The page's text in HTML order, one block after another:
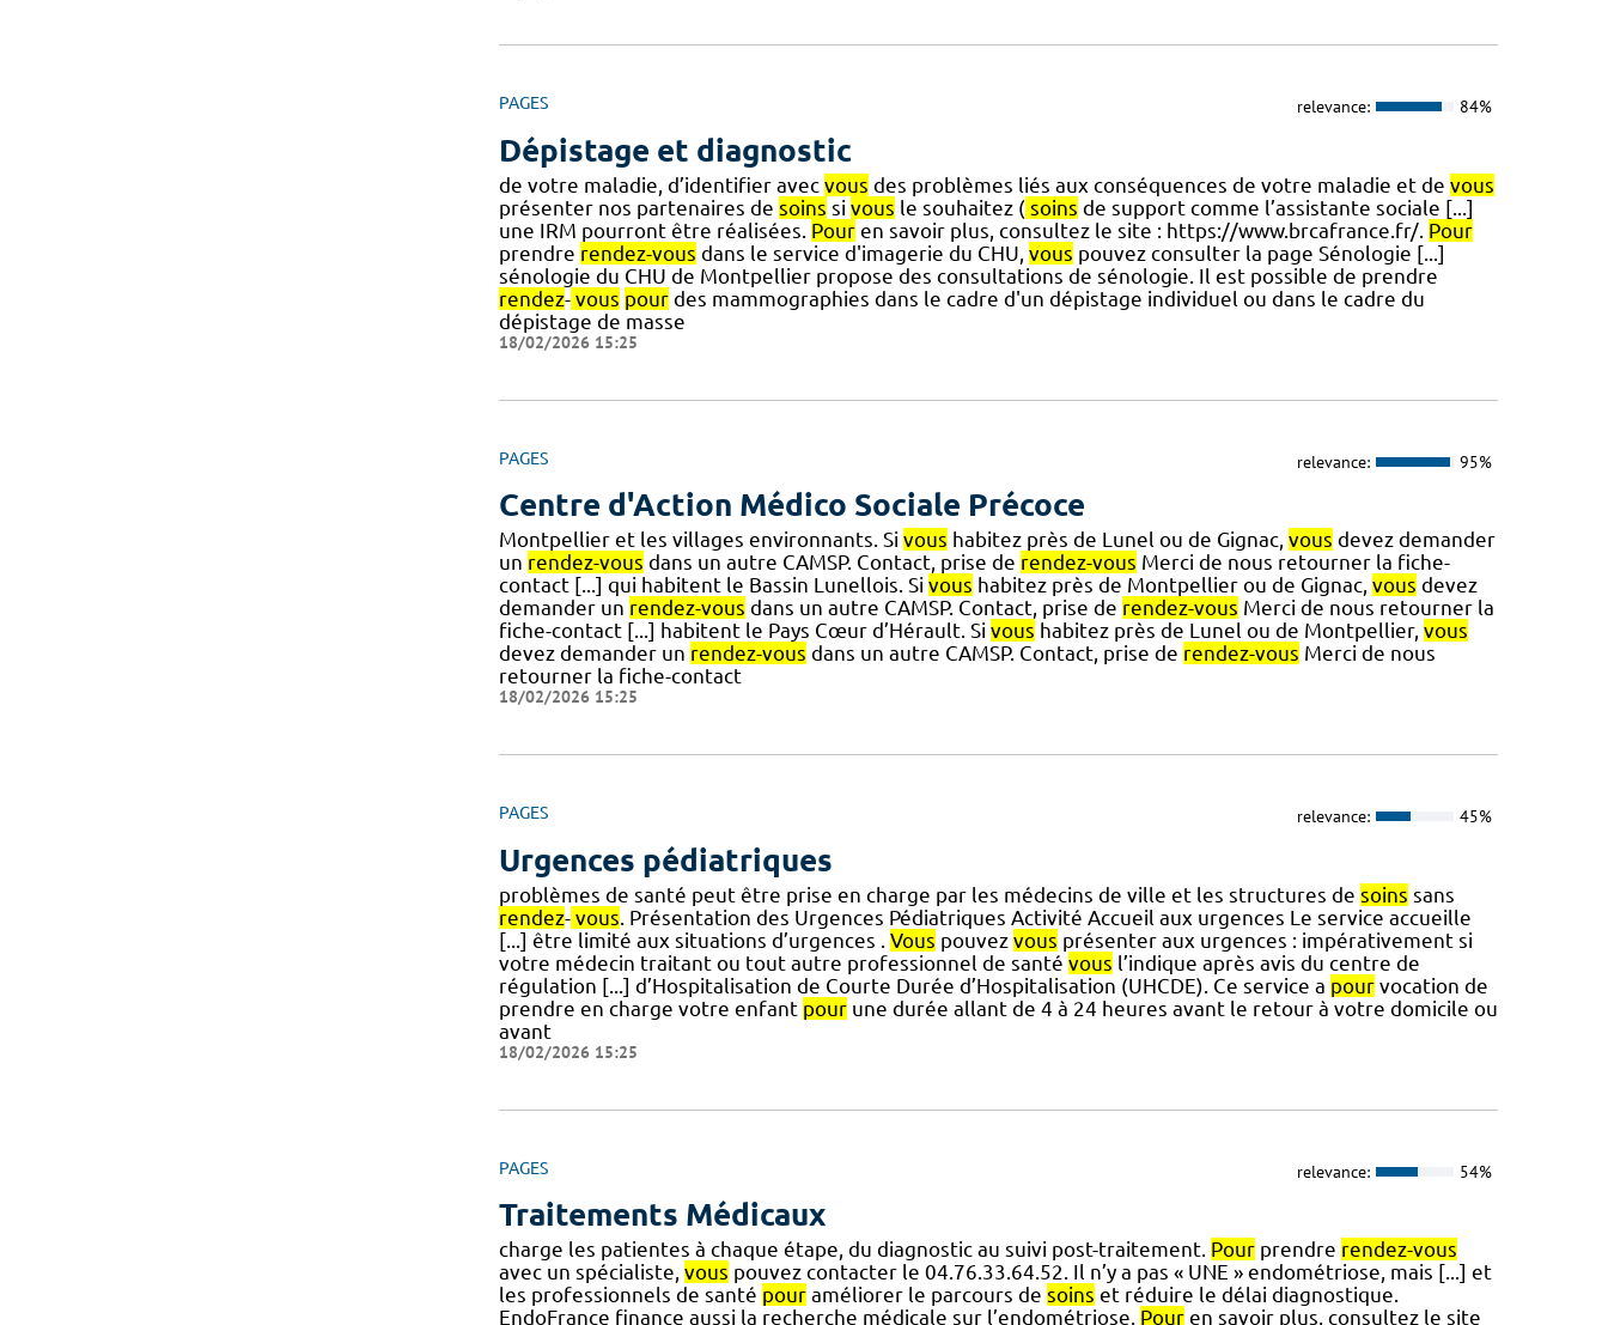
PAGES relevance: 84%
Dépistage et diagnostic
de votre maladie, d’identifier avec vous des problèmes liés aux conséquences de votre maladie et de vous
présenter nos partenaires de soins si vous le souhaitez ( soins de support comme l’assistante sociale [...]
une IRM pourront être réalisées. Pouren savoir plus, consultez le site : https://www.brcafrance.fr/. Pour
prendre rendez-vous dans le service d'imagerie du CHU, vous pouvez consulter la page Sénologie [...]
sénologie du CHU de Montpellier propose des consultations de sénologie. Il est possible de prendre
rendez- vous pourdes mammographies dans le cadre d'un dépistage individuel ou dans le cadre du
dépistage de masse
18/02/2026 15:25
PAGES relevance: 95%
Centre d'Action Médico Sociale Précoce
Montpellier et les villages environnants. Si vous habitez près de Lunel ou de Gignac, vous devez demander
un rendez-vous dans un autre CAMSP. Contact, prise de rendez-vous Merci de nous retourner la fiche-
contact [...] qui habitent le Bassin Lunellois. Si vous habitez près de Montpellier ou de Gignac, vous devez
demander un rendez-vous dans un autre CAMSP. Contact, prise de rendez-vous Merci de nous retourner la
fiche-contact [...] habitent le Pays Cœur d’Hérault. Si vous habitez près de Lunel ou de Montpellier, vous
devez demander un rendez-vous dans un autre CAMSP. Contact, prise de rendez-vous Merci de nous
retourner la fiche-contact
18/02/2026 15:25
PAGES relevance: 45%
Urgences pédiatriques
problèmes de santé peut être prise en charge par les médecins de ville et les structures de soins sans
rendez- vous. Présentation des Urgences Pédiatriques Activité Accueil aux urgences Le service accueille
[...] être limité aux situations d’urgences . Vous pouvez vous présenter aux urgences : impérativement si
votre médecin traitant ou tout autre professionnel de santé vous l’indique après avis du centre de
régulation [...] d’Hospitalisation de Courte Durée d’Hospitalisation (UHCDE). Ce service a pourvocation de
prendre en charge votre enfant pourune durée allant de 4 à 24 heures avant le retour à votre domicile ou
avant
18/02/2026 15:25
PAGES relevance: 54%
Traitements Médicaux
charge les patientes à chaque étape, du diagnostic au suivi post-traitement. Pourprendre rendez-vous
avec un spécialiste, vous pouvez contacter le 04.76.33.64.52. Il n’y a pas « UNE » endométriose, mais [...] et
les professionnels de santé pouraméliorer le parcours de soins et réduire le délai diagnostique.
EndoFrance finance aussi la recherche médicale sur l’endométriose. Pouren savoir plus, consultez le site